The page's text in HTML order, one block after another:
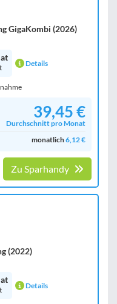
GigaKombi (2026)
Details
39,45 €
Durchschnitt pro Monat
monatlich6,12 €
Zu Sparhandy
(2022)
Details